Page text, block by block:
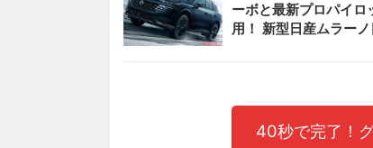
ーボと最新プロパイロ
用！ 新型日産ムラー
40秒で完了！